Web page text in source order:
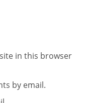
in this browser
by email.